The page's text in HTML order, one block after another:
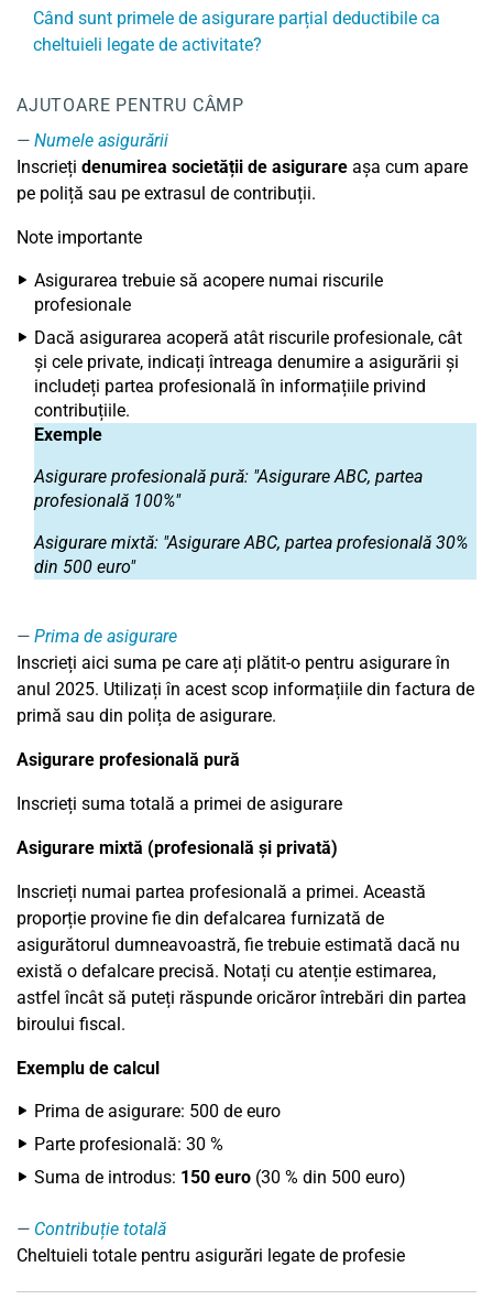
Când sunt primele de asigurare parțial deductibile ca
cheltuieli legate de activitate?
AJUTOARE PENTRU CÂMP
Numele asigurării
Inscrieți denumirea societății de asigurare așa cum apare
pe poliță sau pe extrasul de contribuții.
Note importante
Asigurarea trebuie să acopere numai riscurile
profesionale
Dacă asigurarea acoperă atât riscurile profesionale, cât
și cele private, indicați întreaga denumire a asigurării și
includeți partea profesională în informațiile privind
contribuțiile.
Exemple
Asigurare profesională pură: "Asigurare ABC, partea
profesională 100%"
Asigurare mixtă: "Asigurare ABC, partea profesională 30%
din 500 euro"
Prima de asigurare
Inscrieți aici suma pe care ați plătit-o pentru asigurare în
anul 2025. Utilizați în acest scop informațiile din factura de
primă sau din polița de asigurare.
Asigurare profesională pură
Inscrieți suma totală a primei de asigurare
Asigurare mixtă (profesională și privată)
Inscrieți numai partea profesională a primei. Această
proporție provine fie din defalcarea furnizată de
asigurătorul dumneavoastră, fie trebuie estimată dacă nu
există o defalcare precisă. Notați cu atenție estimarea,
astfel încât să puteți răspunde oricăror întrebări din partea
biroului fiscal.
Exemplu de calcul
Prima de asigurare: 500 de euro
Parte profesională: 30 %
Suma de introdus: 150 euro (30 % din 500 euro)
Contribuție totală
Cheltuieli totale pentru asigurări legate de profesie